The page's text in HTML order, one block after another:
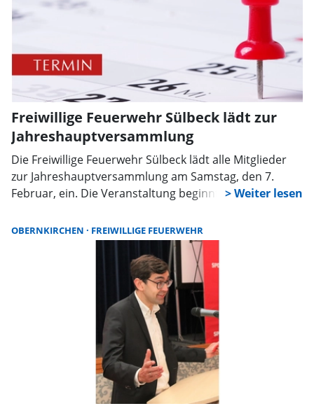
Freiwillige Feuerwehr Sülbeck lädt zur
Jahreshauptversammlung
Die Freiwillige Feuerwehr Sülbeck lädt alle Mitglieder
zur Jahreshauptversammlung am Samstag, den 7.
Februar, ein. Die Veranstaltung beginnt um 17.30 Uhr
OBERNKIRCHEN FREIWILLIGE FEUERWEHR